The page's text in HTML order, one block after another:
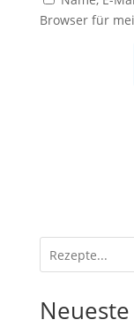
Browser für